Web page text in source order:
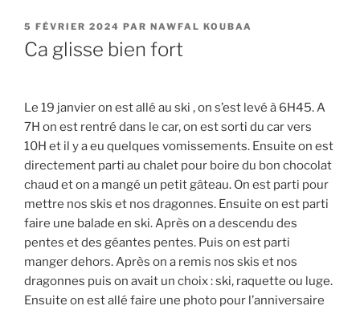
PUBLIÉ
LE
5 FÉVRIER 2024 PAR NAWFAL KOUBAA
Ca glisse bien fort
Le 19 janvier on est allé au ski , on s’est levé à 6H45. A
7H on est rentré dans le car, on est sorti du car vers
10H et il y a eu quelques vomissements. Ensuite on est
directement parti au chalet pour boire du bon chocolat
chaud et on a mangé un petit gâteau. On est parti pour
mettre nos skis et nos dragonnes. Ensuite on est parti
faire une balade en ski. Après on a descendu des
pentes et des géantes pentes. Puis on est parti
manger dehors. Après on a remis nos skis et nos
dragonnes puis on avait un choix : ski, raquette ou luge.
Ensuite on est allé faire une photo pour l’anniversaire